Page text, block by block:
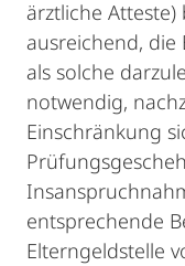
ärztliche Atteste)
ausreichend,
als solche
notwendig,
Einschränkung
entsprechende
Elterngeldstelle